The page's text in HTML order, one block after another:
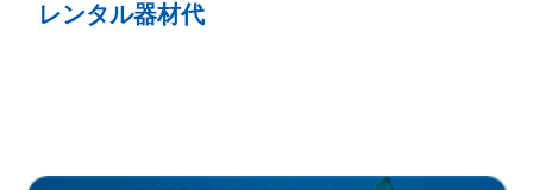
レンタル器材代